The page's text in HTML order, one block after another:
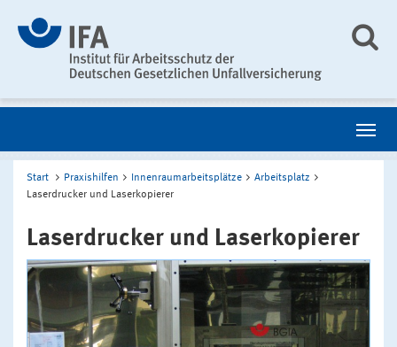
Start Praxishilfen Innenraumarbeitsplätze
Arbeitsplatz
Laserdrucker und Laserkopierer
Laserdrucker und Laserkopierer